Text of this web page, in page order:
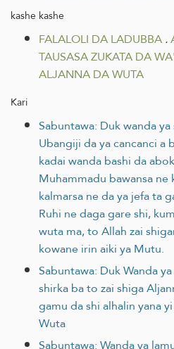
kashe kashe
FALALOLI DA LADUBBA.
TAUSASA ZUKATA DA
ALJANNA DA WUTA
Kari
Sabuntawa: Duk wanda
Ubangiji da ya cancanci a
kadai wanda bashi da
Muhammadu bawansa
kalmarsa ne da ya jefa ta
Ruhi ne daga gare shi,
wuta ma, to Allah zai
kowane irin aiki ya Mutu.
Sabuntawa: Duk Wanda
shirka ba to zai shiga
gamu da shi alhalin yana
Wuta